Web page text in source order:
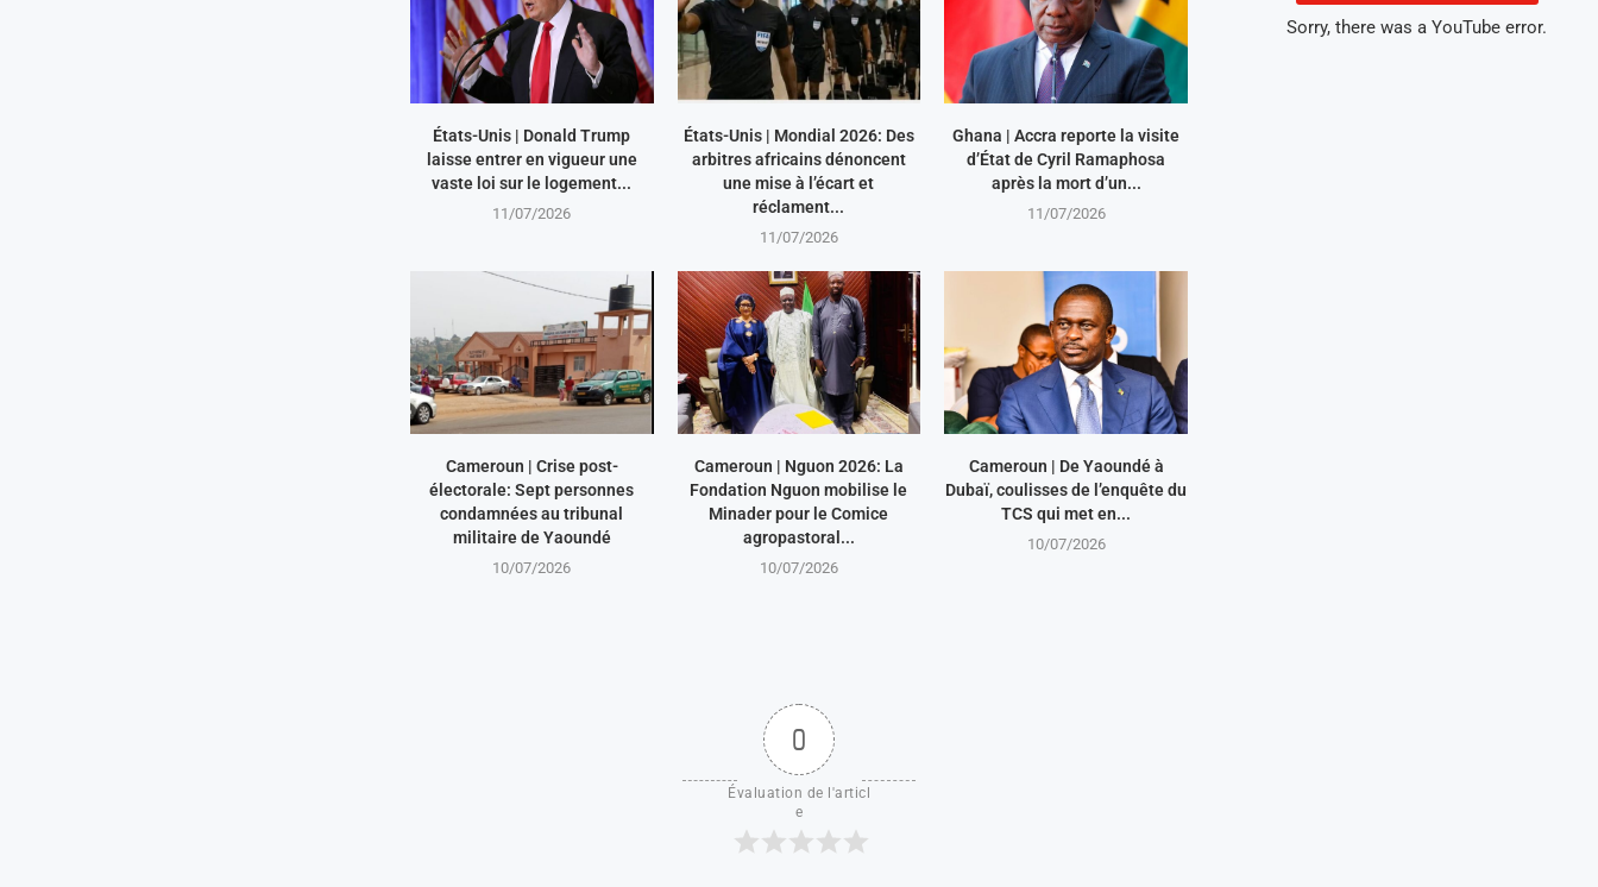
États-Unis | Donald Trump
laisse entrer en vigueur une
vaste loi sur le logement...
11/07/2026
États-Unis | Mondial 2026: Des
arbitres africains dénoncent
une mise à l’écart et
réclament...
11/07/2026
Ghana | Accra reporte la visite
d’État de Cyril Ramaphosa
après la mort d’un...
11/07/2026
Cameroun | Crise post-
électorale: Sept personnes
condamnées au tribunal
militaire de Yaoundé
10/07/2026
Cameroun | Nguon 2026: La
Fondation Nguon mobilise le
Minader pour le Comice
agropastoral...
10/07/2026
Cameroun | De Yaoundé à
Dubaï, coulisses de l’enquête du
TCS qui met en...
10/07/2026
0
Évaluation de l'articl
e
Sorry, there was a YouTube error.